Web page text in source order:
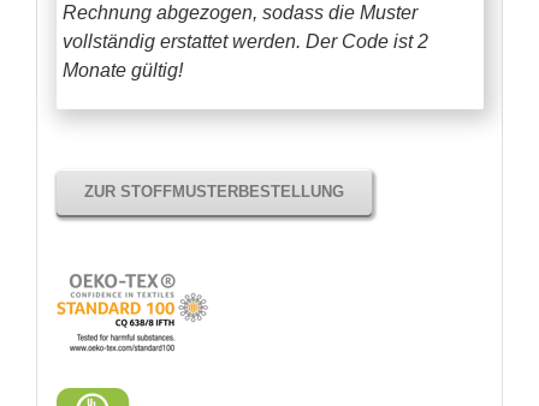
Rechnung abgezogen, sodass die Muster
vollständig erstattet werden. Der Code ist 2
Monate gültig!
ZUR STOFFMUSTERBESTELLUNG